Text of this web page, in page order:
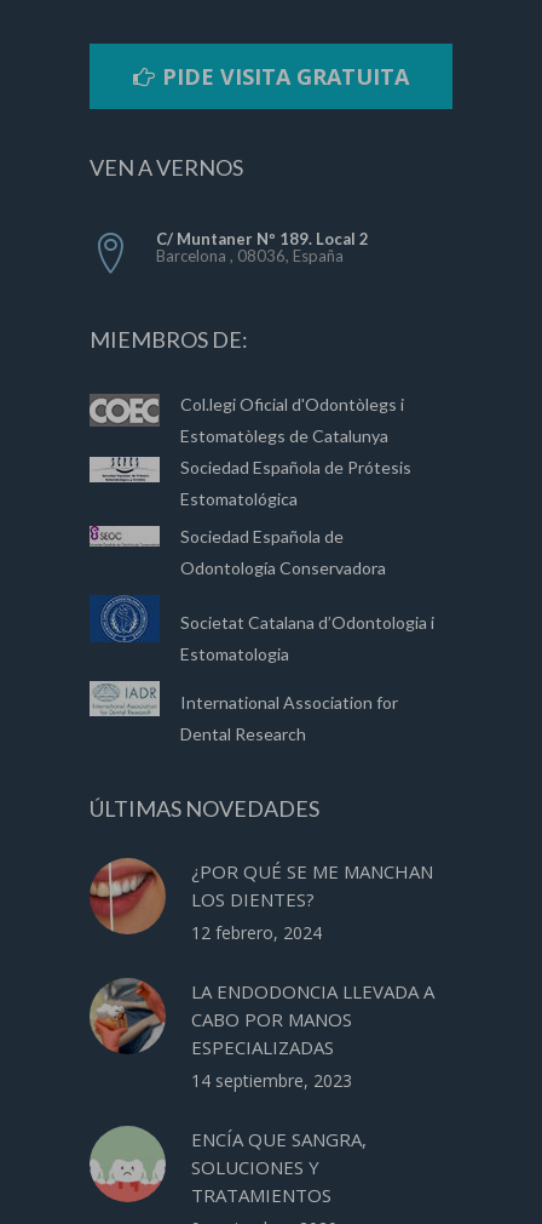
PIDE VISITA GRATUITA
VEN A VERNOS
C/ Muntaner Nº 189. Local 2
Barcelona , 08036, España
MIEMBROS DE:
Col.legi Oficial d'Odontòlegs i
Estomatòlegs de Catalunya
Sociedad Española de Prótesis
Estomatológica
Sociedad Española de
Odontología Conservadora
Societat Catalana d’Odontologia i
Estomatologia
International Association for
Dental Research
ÚLTIMAS NOVEDADES
¿POR QUÉ SE ME MANCHAN
LOS DIENTES?
12 febrero, 2024
LA ENDODONCIA LLEVADA A
CABO POR MANOS
ESPECIALIZADAS
14 septiembre, 2023
ENCÍA QUE SANGRA,
SOLUCIONES Y
TRATAMIENTOS